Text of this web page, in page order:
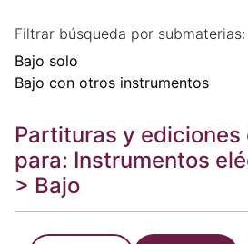
Filtrar búsqueda por submaterias:
Bajo solo
Bajo con otros instrumentos
Partituras y
para: Instrumentos
> Bajo